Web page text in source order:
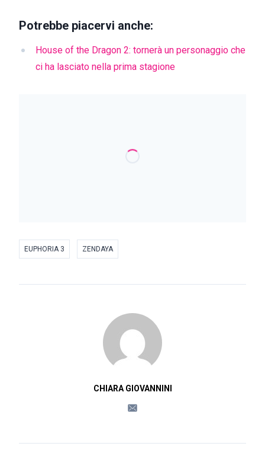
Potrebbe piacervi anche:
House of the Dragon 2: tornerà un personaggio che
ci ha lasciato nella prima stagione
EUPHORIA 3 ZENDAYA
CHIARA GIOVANNINI